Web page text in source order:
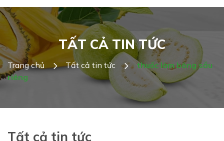
TẤT CẢ TIN TỨC
Trang chủ Tất cả tin tức
thuốc làm bông sầu
riêng
Tất cả tin tức